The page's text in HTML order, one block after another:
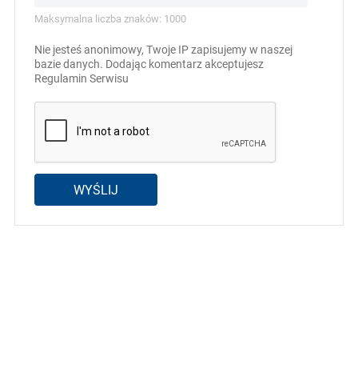
Maksymalna liczba znaków: 1000
Nie jesteś anonimowy, Twoje IP zapisujemy w naszej
bazie danych. Dodając komentarz akceptujesz
Regulamin Serwisu
WYŚLIJ